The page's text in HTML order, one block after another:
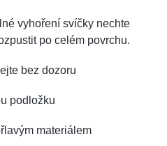
vyhoření svíčky nechte
po celém povrchu.
bez dozoru
podložku
materiálem